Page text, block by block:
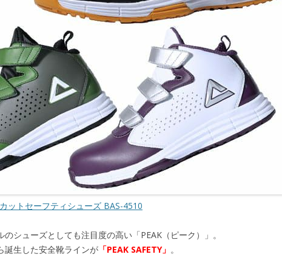
ットセーフティシューズ BAS-4510
シューズとしても注目度の高い「PEAK（ピーク）」。
誕生した安全靴ラインが 「PEAK SAFETY」 。